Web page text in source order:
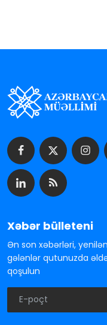
Xəbər bülleteni
Ən son xəbərləri,
gələnlər qutunuzda
qoşulun